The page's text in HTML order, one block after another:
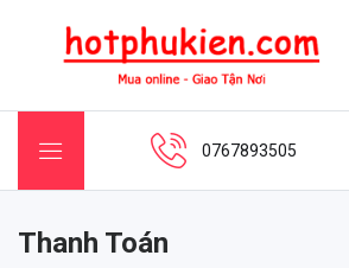
0767893505
Thanh Toán